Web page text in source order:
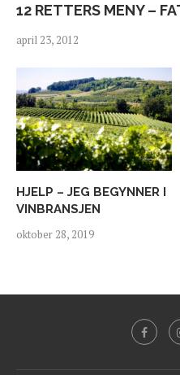
12 RETTERS MENY –
april 23, 2012
HJELP – JEG BEGYNNER I
VINBRANSJEN
oktober 28, 2019